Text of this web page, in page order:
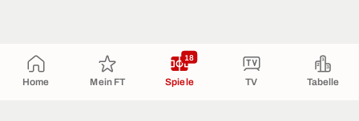
Home Mein FT Spiele
18
TV Tabelle